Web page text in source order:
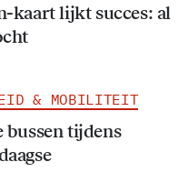
kaart lijkt succes: al
& MOBILITEIT
bussen tijdens